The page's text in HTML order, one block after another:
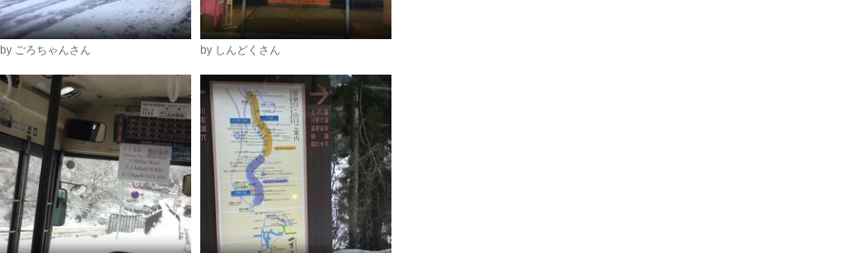
by ごろちゃんさん by しんどくさん